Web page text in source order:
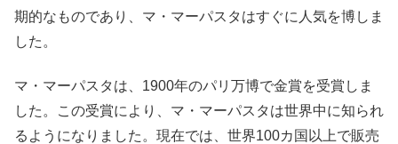
期的なものであり、マ・マーパスタはすぐに人気を博しま
した。
マ・マーパスタは、1900年のパリ万博で金賞を受賞しま
した。この受賞により、マ・マーパスタは世界中に知られ
るようになりました。現在では、世界100カ国以上で販売